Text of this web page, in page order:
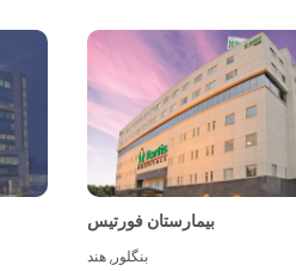
بیمارستان فورتیس
بنگلور,هند